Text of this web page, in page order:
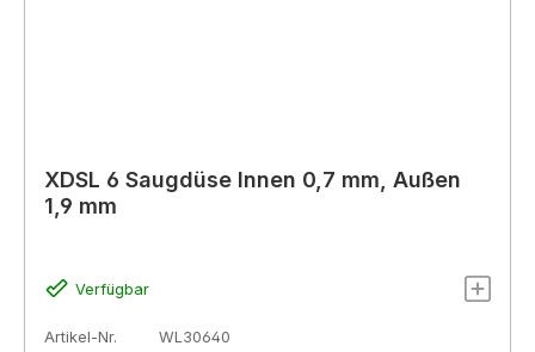
XDSL 6 Saugdüse Innen 0,7 mm, Außen
1,9 mm
Verfügbar
Artikel-Nr.
WL30640